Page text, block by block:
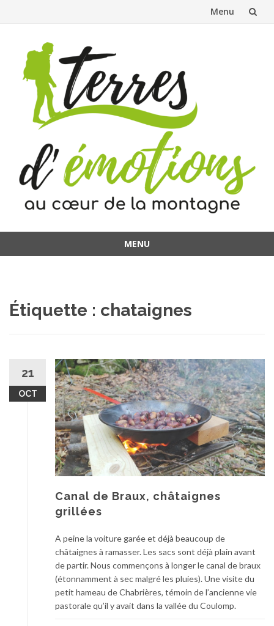
Menu
contenu
MENU
Étiquette : chataignes
21
OCT
Canal de Braux, châtaignes
grillées
A peine la voiture garée et déjà beaucoup de
châtaignes à ramasser. Les sacs sont déjà plain avant
de partir. Nous commençons à longer le canal de braux
(étonnamment à sec malgré les pluies). Une visite du
petit hameau de Chabrières, témoin de l’ancienne vie
pastorale qu’il y avait dans la vallée du Coulomp.